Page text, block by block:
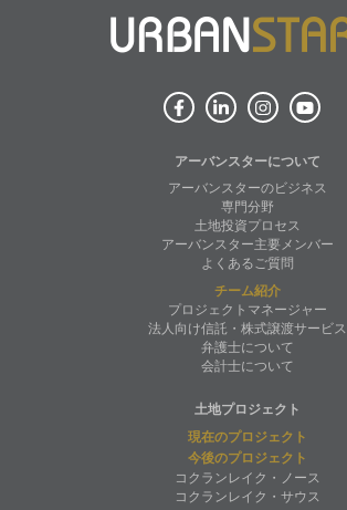
アーバンスターについて
アーバンスターのビジネス
専門分野
土地投資プロセス
アーバンスター主要メンバー
よくあるご質問
チーム紹介
プロジェクトマネージャー
法人向け信託・株式譲渡サービス
弁護士について
会計士について
土地プロジェクト
現在のプロジェクト
今後のプロジェクト
コクランレイク・ノース
コクランレイク・サウス